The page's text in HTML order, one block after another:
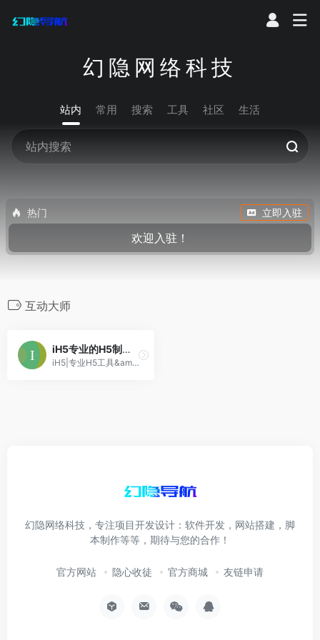
幻隐网络科技
站内 常用 搜索 工具 社区 生活
热门 立即入驻
欢迎入驻！
互动大师
iH5专业的H5制作工具
iH5|专业H5工具&amp;创作服务平台 ,Googl
幻隐网络科技，专注项目开发设计：软件开发，网站搭建，脚
本制作等等，期待与您的合作！
官方网站 隐心收徒 官方商城 友链申请